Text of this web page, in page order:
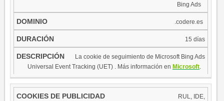
Bing Ads​ ​
.codere.es​
15 días
​La cookie de seguimiento de Microsoft Bing Ads
Universal Event Tracking (UET) . Más información en Microsoft.​​
RUL, IDE,